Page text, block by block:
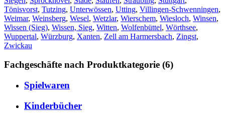
Tönisvorst, Tutzing, Unterwössen, Utting, Villingen-Schwenningen,
Weimar, Weinsberg, Wesel, Wetzlar, Wierschem, Wiesloch, Winsen,
Wissen (Sieg), Wissen, Sieg, Witten, Wolfenbüttel, Wörthsee,
Wuppertal, Würzburg, Xanten, Zell am Harmersbach, Zingst,
Zwickau
Fachgeschäfte nach Produktkategorie (6)
Spielwaren
Kinderbücher